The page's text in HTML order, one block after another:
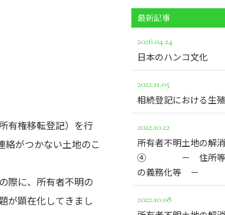
有権移転登記）を行
絡がつかない土地のこ
際に、所有者不明の
が顕在化してきまし
最新記事
2026.04.24
日本のハンコ文化
2022.11.05
相続登記における生
2022.10.22
所有者不明土地の解
➃ － 住所等変
の義務化等 －
2022.10.08